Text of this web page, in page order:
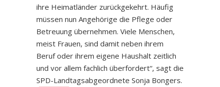
ihre Heimatländer zurückgekehrt. Häufig
müssen nun Angehörige die Pflege oder
Betreuung übernehmen. Viele Menschen,
meist Frauen, sind damit neben ihrem
Beruf oder ihrem eigene Haushalt zeitlich
und vor allem fachlich überfordert“, sagt die
SPD-Landtagsabgeordnete Sonja Bongers.